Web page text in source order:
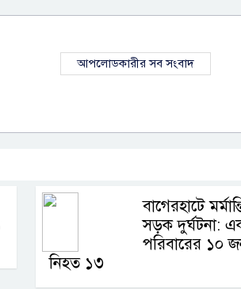
আপলোডকারীর সব সংবাদ
বাগেরহাটে
সড়ক দুর্ঘটনা:
পরিবারের ১০
নিহত ১৩